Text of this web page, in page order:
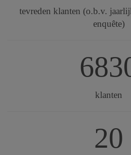
tevreden klanten (o.b.v.
enquête)
klanten
20